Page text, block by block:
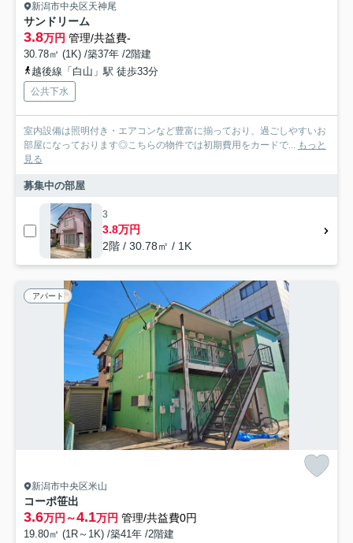
新潟市中央区天神尾
サンドリーム
3.8万円 管理/共益費-
30.78㎡ (1K) /築37年 /2階建
越後線「白山」駅 徒歩33分
公共下水
室内設備は照明付き・エアコンなど豊富に揃っており、過ごしやすいお
部屋になっております◎こちらの物件では初期費用をカードで... もっと
見る
募集中の部屋
3
3.8万円
2階 / 30.78㎡ / 1K
アパート
新潟市中央区米山
コーポ笹出
3.6万円～4.1万円 管理/共益費0円
19.80㎡ (1R～1K) /築41年 /2階建